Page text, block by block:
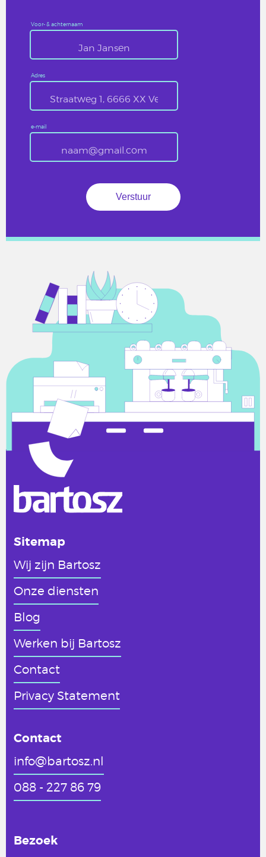
Voor- & achternaam
Adres
e-mail
Sitemap
Wij zijn Bartosz
Onze diensten
Blog
Werken bij Bartosz
Contact
Privacy Statement
Contact
info@bartosz.nl
088 - 227 86 79
Bezoek